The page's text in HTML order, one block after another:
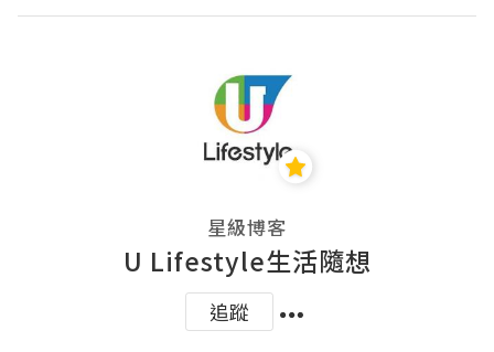
星級博客
U Lifestyle生活隨想
追蹤